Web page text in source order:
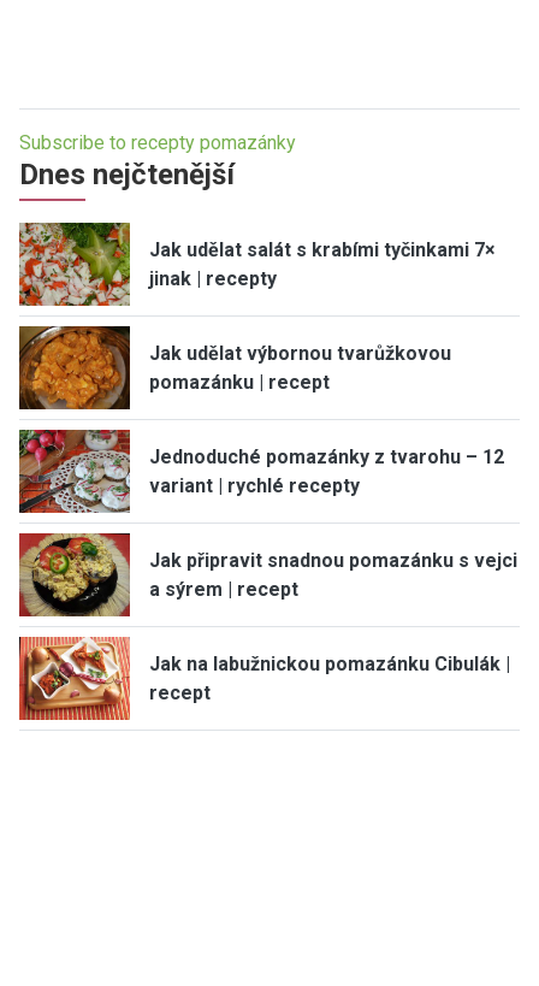
Subscribe to recepty pomazánky
Dnes nejčtenější
Jak udělat salát s krabími tyčinkami 7×
jinak | recepty
Jak udělat výbornou tvarůžkovou
pomazánku | recept
Jednoduché pomazánky z tvarohu – 12
variant | rychlé recepty
Jak připravit snadnou pomazánku s vejci
a sýrem | recept
Jak na labužnickou pomazánku Cibulák |
recept